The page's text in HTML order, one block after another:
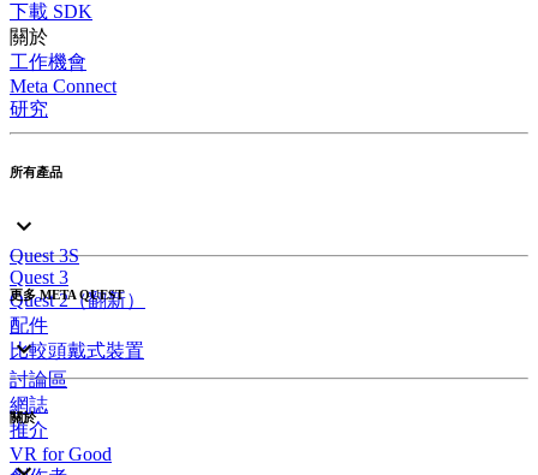
下載 SDK
關於
工作機會
Meta Connect
研究
所有產品
Quest 3S
Quest 3
Quest 2（翻新）
配件
比較頭戴式裝置
更多 META QUEST
討論區
網誌
推介
VR for Good
關於